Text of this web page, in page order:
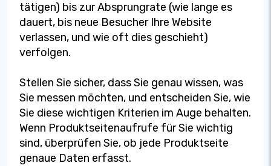
tätigen) bis zur Absprungrate (wie lange es
dauert, bis neue Besucher Ihre Website
verlassen, und wie oft dies geschieht)
verfolgen.
Stellen Sie sicher, dass Sie genau wissen, was
Sie messen möchten, und entscheiden Sie, wie
Sie diese wichtigen Kriterien im Auge behalten.
Wenn Produktseitenaufrufe für Sie wichtig
sind, überprüfen Sie, ob jede Produktseite
genaue Daten erfasst.